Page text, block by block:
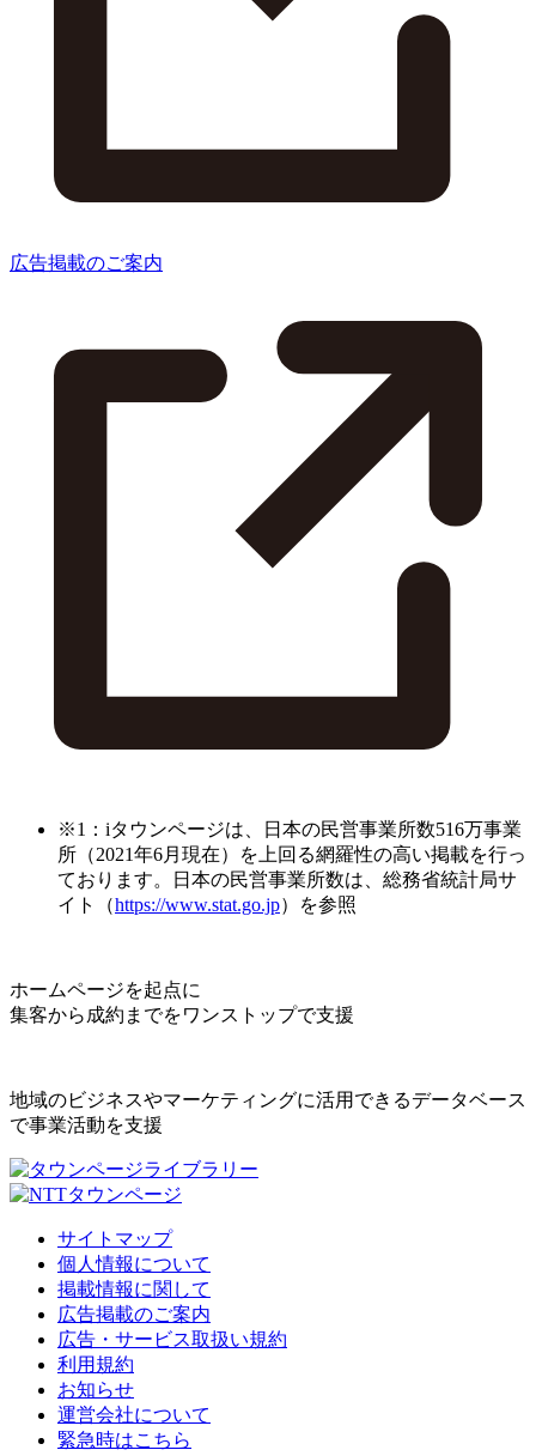
広告掲載のご案内
※1：iタウンページは、日本の民営事業所数516万事業
所（2021年6月現在）を上回る網羅性の高い掲載を行っ
ております。日本の民営事業所数は、総務省統計局サ
イト（https://www.stat.go.jp）を参照
ホームページを起点に
集客から成約までをワンストップで支援
地域のビジネスやマーケティングに活用できるデータベース
で事業活動を支援
サイトマップ
個人情報について
掲載情報に関して
広告掲載のご案内
広告・サービス取扱い規約
利用規約
お知らせ
運営会社について
緊急時はこちら